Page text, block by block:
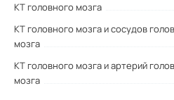
КТ головного мозга
КТ головного мозга и сосудов
мозга
КТ головного мозга и артерий
мозга